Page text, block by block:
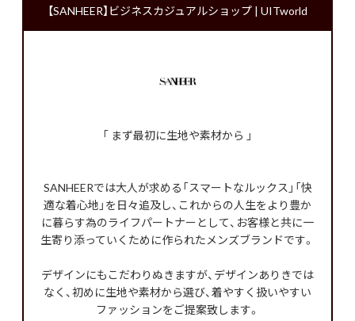
【SANHEER】ビジネスカジュアルショップ | UITworld
「 まず最初に生地や素材から 」
SANHEERでは大人が求める「スマートなルックス」「快
適な着心地」を日々追及し、これからの人生をより豊か
に暮らす為のライフパートナーとして、お客様と共に一
生寄り添っていくために作られたメンズブランドです。
デザインにもこだわりぬきますが、デザインありきでは
なく、初めに生地や素材から選び、着やすく扱いやすい
ファッションをご提案致します。